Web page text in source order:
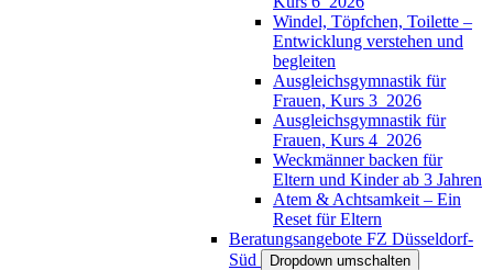
Windel, Töpfchen, Toilette –
Entwicklung verstehen und
begleiten
Ausgleichsgymnastik für
Frauen, Kurs 3_2026
Ausgleichsgymnastik für
Frauen, Kurs 4_2026
Weckmänner backen für
Eltern und Kinder ab 3 Jahren
Atem & Achtsamkeit – Ein
Reset für Eltern
Beratungsangebote FZ Düsseldorf-
Süd
Dropdown umschalten